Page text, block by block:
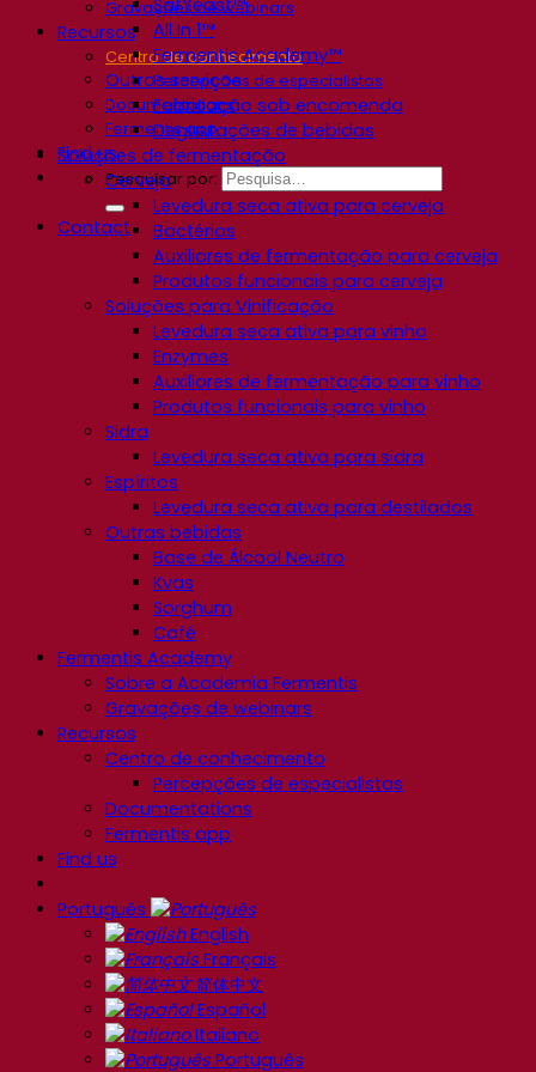
Gravações de webinars
Recursos
Centro de conhecimento
Percepções de especialistas
Documentations
Fermentis app
Find us
Pesquisar por:
Contact
All In 1™
Fermentis Academy™
Outros serviços
Fabricação sob encomenda
Degustações de bebidas
Soluções de fermentação
Cerveja
Levedura seca ativa para cerveja
Bactérias
Auxiliares de fermentação para cerveja
Produtos funcionais para cerveja
Soluções para Vinificação
Levedura seca ativa para vinho
Enzymes
Auxiliares de fermentação para vinho
Produtos funcionais para vinho
Sidra
Levedura seca ativa para sidra
Espíritos
Levedura seca ativa para destilados
Outras bebidas
Base de Álcool Neutro
Kvas
Sorghum
Café
Fermentis Academy
Sobre a Academia Fermentis
Gravações de webinars
Recursos
Centro de conhecimento
Percepções de especialistas
Documentations
Fermentis app
Find us
Português
English
Français
简体中文
Español
Italiano
Português